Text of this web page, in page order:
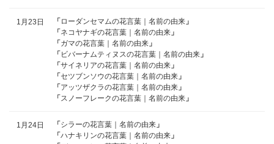
1月23日 「ローダンセマムの花言葉｜名前の由来 」
「ネコヤナギの花言葉｜名前の由来 」
「ガマの花言葉｜名前の由来 」
「ビバーナムティヌスの花言葉｜名前の由来 」
「サイネリアの花言葉｜名前の由来 」
「セツブンソウの花言葉｜名前の由来 」
「アッツザクラの花言葉｜名前の由来 」
「スノーフレークの花言葉｜名前の由来 」
1月24日 「シラーの花言葉｜名前の由来 」
「ハナキリンの花言葉｜名前の由来 」